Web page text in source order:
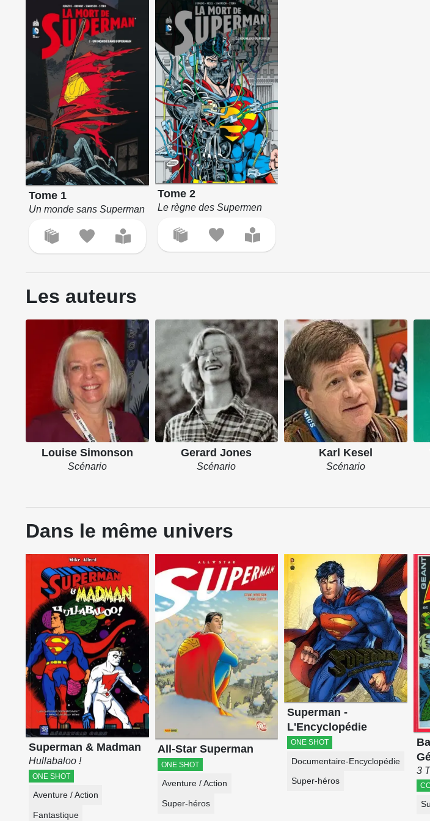
Tome 1
Un monde sans Superman
Tome 2
Le règne des Supermen
Les auteurs
Louise Simonson
Scénario
Gerard Jones
Scénario
Karl Kesel
Scénario
Dans le même univers
Superman & Madman
Hullabaloo !
ONE SHOT
Aventure / Action
Fantastique
All-Star Superman
ONE SHOT
Aventure / Action
Super-héros
Superman -
L'Encyclopédie
ONE SHOT
Documentaire-Encyclopédie
Super-héros
3